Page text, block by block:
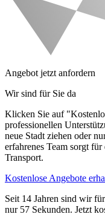
Angebot jetzt anfordern
Wir sind für Sie da
Klicken Sie auf
professionellen
neue Stadt ziehen oder
erfahrenes Team sorgt
Transport.
Kostenlose Angebote
Seit 14 Jahren sind wir
nur 57 Sekunden. Jetzt